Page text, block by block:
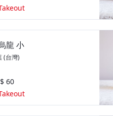
龍 小
(台灣)
60